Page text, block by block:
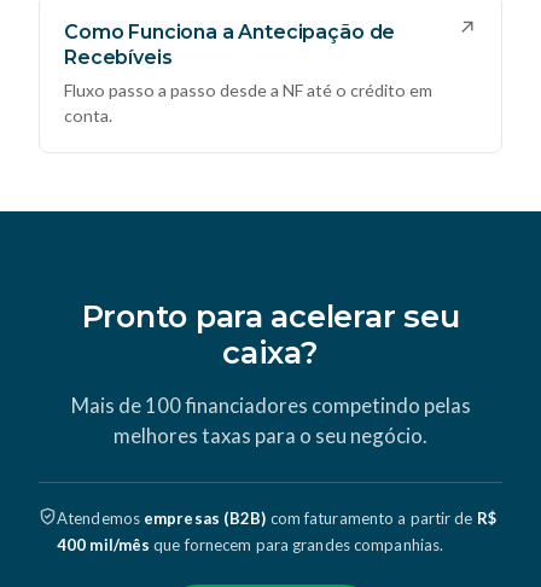
Como Funciona a Antecipação de
Recebíveis
↗
Fluxo passo a passo desde a NF até o crédito em
conta.
Pronto para acelerar seu
caixa?
Mais de 100 financiadores competindo pelas
melhores taxas para o seu negócio.
Atendemos empresas (B2B) com faturamento a partir de R$
400 mil/mês que fornecem para grandes companhias.